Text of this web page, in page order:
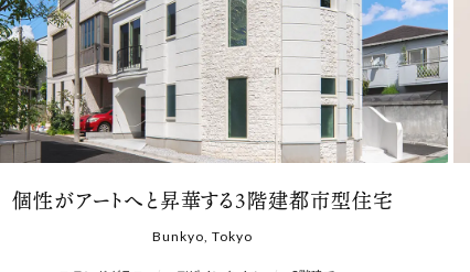
個性がアートへと昇華する3階建都市型住宅
Bunkyo, Tokyo